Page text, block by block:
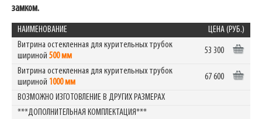
замком.
НАИМЕНОВАНИЕ
ЦЕНА (РУБ.)
Витрина остекленная для курительных трубок
шириной 500 мм
53 300
Витрина остекленная для курительных трубок
шириной 1000 мм
67 600
ВОЗМОЖНО ИЗГОТОВЛЕНИЕ В ДРУГИХ РАЗМЕРАХ
***ДОПОЛНИТЕЛЬНАЯ КОМПЛЕКТАЦИЯ***